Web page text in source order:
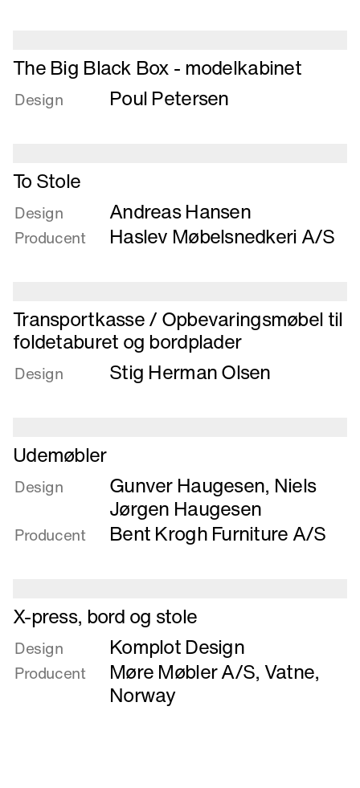
Læs
mere
om
Box
modelkabinet
The Big Black Box - modelkabinet
Design Poul Petersen
Læs
mere
om
To
Stole
To Stole
Design Andreas Hansen
Producent Haslev Møbelsnedkeri A/S
Læs
mere
om
Transportkasse
foldetaburet
og
bordplader
Transportkasse / Opbevaringsmøbel til
foldetaburet og bordplader
Design Stig Herman Olsen
Læs
mere
om
Udemøbler
Design Gunver Haugesen, Niels
Jørgen Haugesen
Producent Bent Krogh Furniture A/S
Læs
mere
om
X-
press,
X-press, bord og stole
Design Komplot Design
Producent Møre Møbler A/S,Vatne,
Norway